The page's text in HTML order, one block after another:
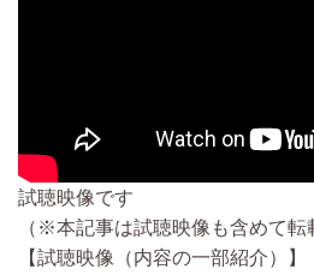
試聴映像です
（※本記事は試聴映像も含めて転
【試聴映像（内容の一部紹介）】